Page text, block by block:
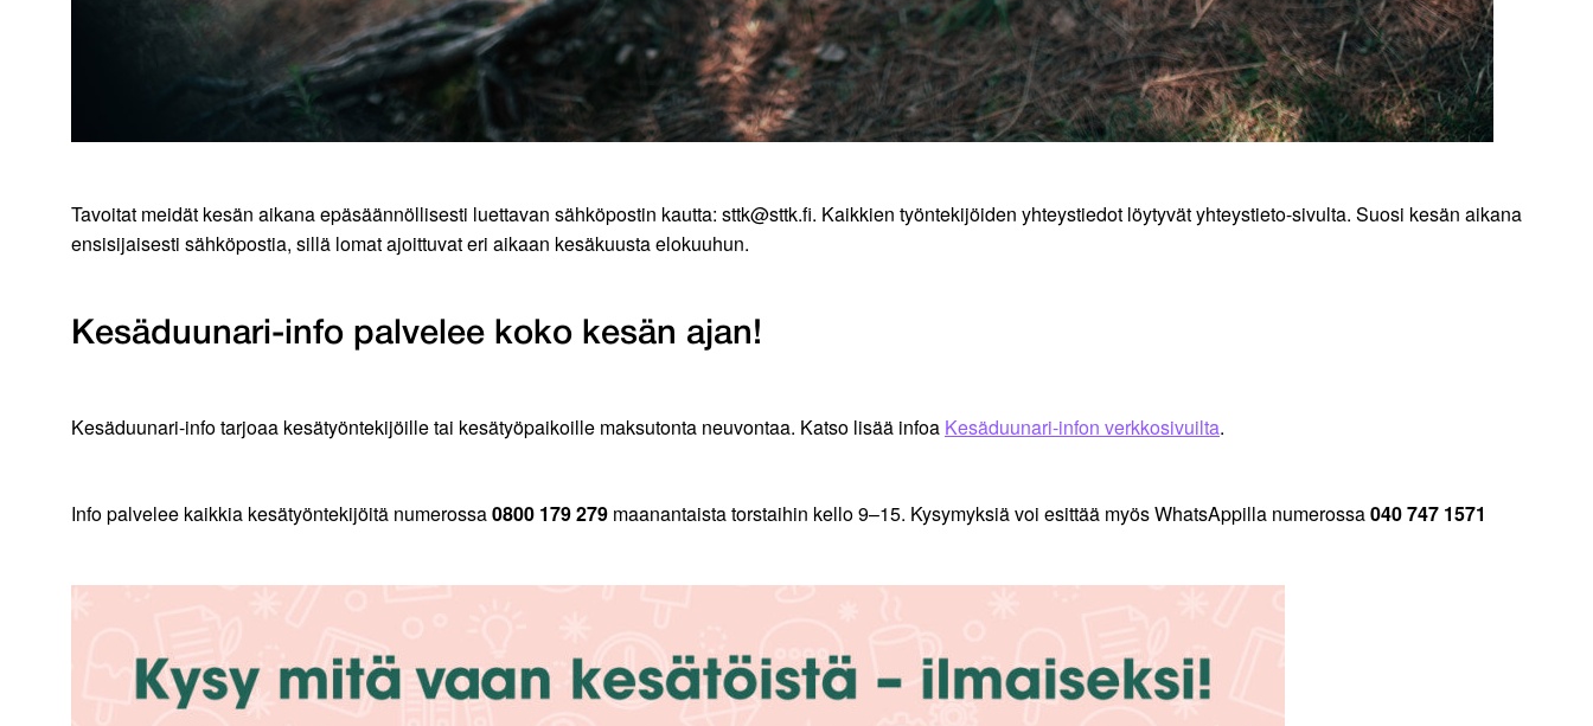
Tavoitat meidät kesän aikana epäsäännöllisesti luettavan sähköpostin kautta: sttk@sttk.fi. Kaikkien työntekijöiden yhteystiedot löytyvät yhteystieto-sivulta. Suosi kesän aikana
ensisijaisesti sähköpostia, sillä lomat ajoittuvat eri aikaan kesäkuusta elokuuhun.
Kesäduunari-info palvelee koko kesän ajan!
Kesäduunari-info tarjoaa kesätyöntekijöille tai kesätyöpaikoille maksutonta neuvontaa. Katso lisää infoa Kesäduunari-infon verkkosivuilta.
Info palvelee kaikkia kesätyöntekijöitä numerossa0800 179 279 maanantaista torstaihin kello 9–15. Kysymyksiä voi esittää myös WhatsAppilla numerossa040 747 1571